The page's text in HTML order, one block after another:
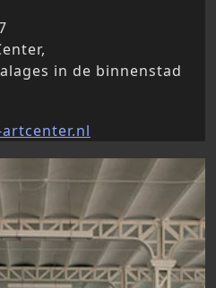
in de binnenstad